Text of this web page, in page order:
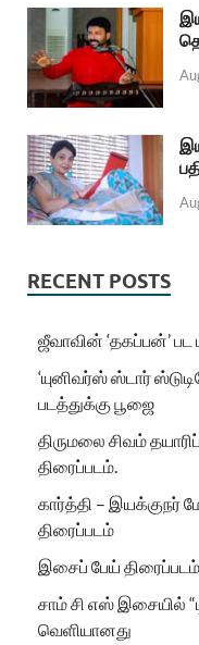
RECENT POSTS
ஜீவாவின் ‘தகப்பன்’
‘யுனிவர்ஸ் ஸ்டார்
படத்துக்கு பூஜை
திருமலை சிவம்
திரைப்படம்.
கார்த்தி – இயக்குநர்
திரைப்படம்
இசைப் பேய்
சாம் சி எஸ் இசையில்
வெளியானது